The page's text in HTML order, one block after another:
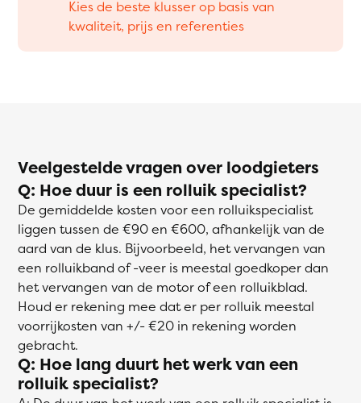
Kies de beste klusser op basis van
kwaliteit, prijs en referenties
Veelgestelde vragen over loodgieters
Q: Hoe duur is een rolluik specialist?
De gemiddelde kosten voor een rolluikspecialist
liggen tussen de €90 en €600, afhankelijk van de
aard van de klus. Bijvoorbeeld, het vervangen van
een rolluikband of -veer is meestal goedkoper dan
het vervangen van de motor of een rolluikblad.
Houd er rekening mee dat er per rolluik meestal
voorrijkosten van +/- €20 in rekening worden
gebracht.
Q: Hoe lang duurt het werk van een
rolluik specialist?